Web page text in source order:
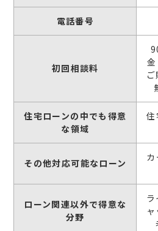
電話番号
初回相談料
住宅ローンの中でも得意
な領域
住
その他対応可能なローン
ローン関連以外で得意な
分野